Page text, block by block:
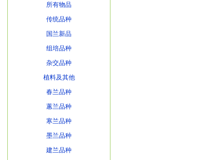
所有物品
传统品种
国兰新品
组培品种
杂交品种
植料及其他
春兰品种
蕙兰品种
寒兰品种
墨兰品种
建兰品种